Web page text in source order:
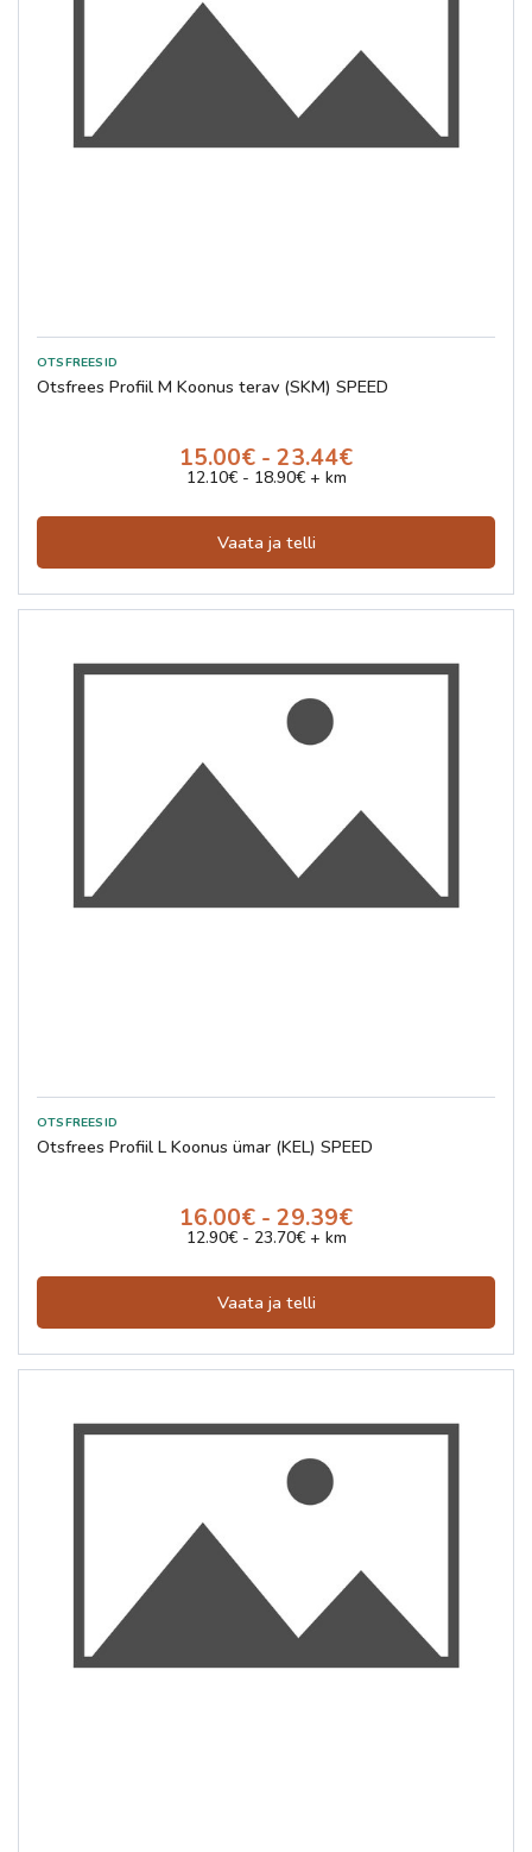
Otsfrees Profiil M Koonus terav (SKM) SPEED
15.00€ - 23.44€
12.10€ - 18.90€ + km
Vaata ja telli
Otsfrees Profiil L Koonus ümar (KEL) SPEED
16.00€ - 29.39€
12.90€ - 23.70€ + km
Vaata ja telli